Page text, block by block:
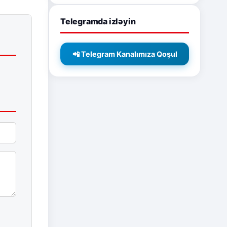
Telegramda izləyin
📲 Telegram Kanalımıza Qoşul